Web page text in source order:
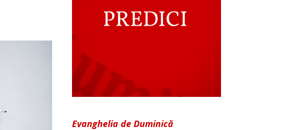
Evanghelia de Duminică